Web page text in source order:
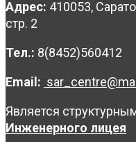
Адрес: 410053,
стр. 2
Тел.: 8(8452)560412
Email:
Является
Инженерного лицея